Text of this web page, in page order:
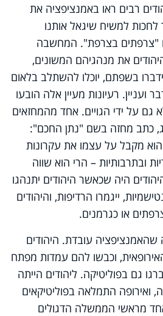
רבים ראו באמנציפציה את
למשיח שיגאל אותנו
"צרפתים בצרפת". המחשבה
את מנהגיהם המשונים,
בשפתם, יוכלו להשתלב בלאום
רעיונות מעיין אלה הובעו
גם על ידי הגויים. אחד מהמחזאים
כתב מחזה בשם "נתן החכם":
מקבל על עצמו את עקרונות
ובתרבותיות – הרי הוא שווה
היה שכאשר היהודים יתנהגו
ייגמרו הרדיפות, והיהודים
או כגרמנים.
עובדת. היהודים
וכבשו להם עמדות מפתח
גם בפוליטיקה. ליהודים הייתה
ואירופה התמלאה בפוליטיקאים
אחד מראשי הממשלה הדגולים